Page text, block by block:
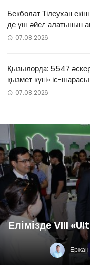
Бекболат Тілеухан
де үш әйел алатынын
07.08.2026
Қызылорда: 5547
қызмет күні» іс-шарасы
07.08.2026
Елімізде VIII
Ержан